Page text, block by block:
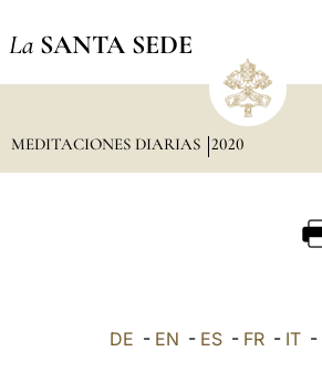
La SANTA SEDE
MEDITACIONES DIARIAS 2020
DE - EN - ES - FR - IT -